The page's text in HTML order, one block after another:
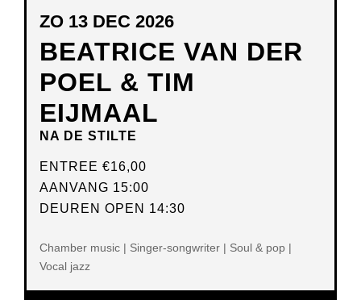
BEATRICE VAN DER
POEL & TIM
EIJMAAL
NA DE STILTE
ZO 13 DEC 2026
ENTREE €16,00
AANVANG 15:00
DEUREN OPEN 14:30
Chamber music | Singer-songwriter | Soul & pop |
Vocal jazz